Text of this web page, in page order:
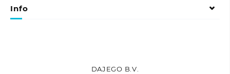
gekozen
Info
DAJEGO B.V.